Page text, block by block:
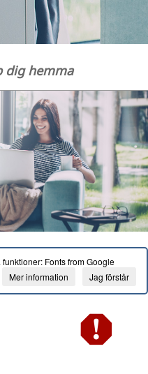
dig hemma
Fonts from Google
Jag förstår
Mer information